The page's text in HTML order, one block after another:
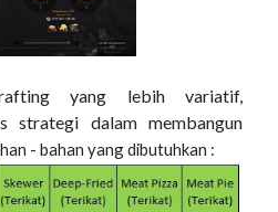
yang lebih variatif,
strategi dalam membangun
- bahan yang dibutuhkan :